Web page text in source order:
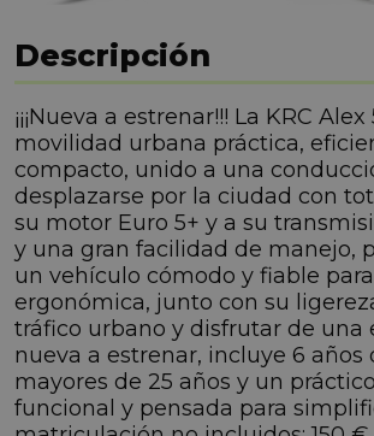
Descripción
¡¡¡Nueva a estrenar!!! La KRC
movilidad urbana práctica,
compacto, unido a una
desplazarse por la ciudad con
su motor Euro 5+ y a su
y una gran facilidad de manejo,
un vehículo cómodo y fiable
ergonómica, junto con su
tráfico urbano y disfrutar de una
nueva a estrenar, incluye 6
mayores de 25 años y un
funcional y pensada para